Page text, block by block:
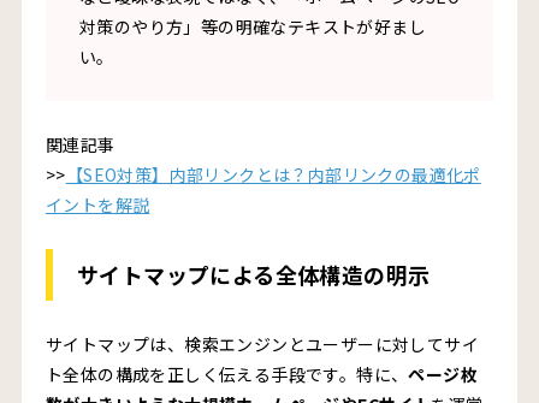
対策のやり方」等の明確なテキストが好まし
い。
関連記事
>> 【SEO対策】内部リンクとは？内部リンクの最適化ポ
イントを解説
サイトマップによる全体構造の明示
サイトマップは、検索エンジンとユーザーに対してサイ
ト全体の構成を正しく伝える手段です。特に、ページ枚